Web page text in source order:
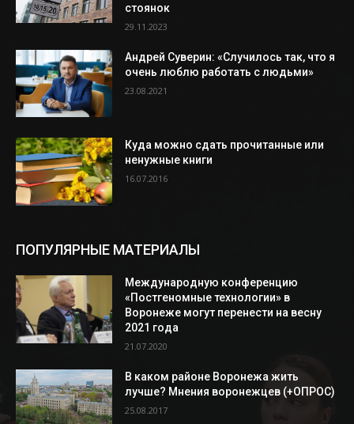
стоянок
29.11.2023
Андрей Суверин: «Случилось так, что я
очень люблю работать с людьми»
23.08.2021
Куда можно сдать прочитанные или
ненужные книги
16.07.2016
ПОПУЛЯРНЫЕ МАТЕРИАЛЫ
Международную конференцию
«Постгеномные технологии» в
Воронеже могут перенести на весну
2021 года
21.07.2020
В каком районе Воронежа жить
лучше? Мнения воронежцев (+ОПРОС)
25.08.2017